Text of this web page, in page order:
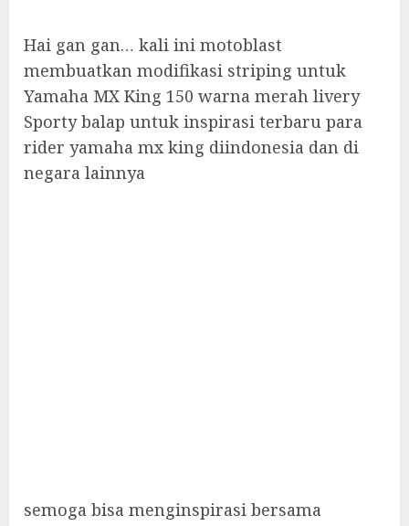
Hai gan gan… kali ini motoblast
membuatkan modifikasi striping untuk
Yamaha MX King 150 warna merah livery
Sporty balap untuk inspirasi terbaru para
rider yamaha mx king diindonesia dan di
negara lainnya
semoga bisa menginspirasi bersama